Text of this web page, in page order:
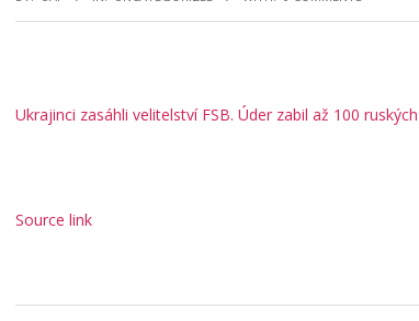
Ukrajinci zasáhli velitelství FSB. Úder zabil až 100
Source link